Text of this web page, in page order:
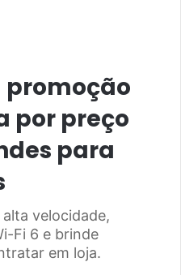
promoção
por preço
para
velocidade,
Fi 6 e brinde
em loja.